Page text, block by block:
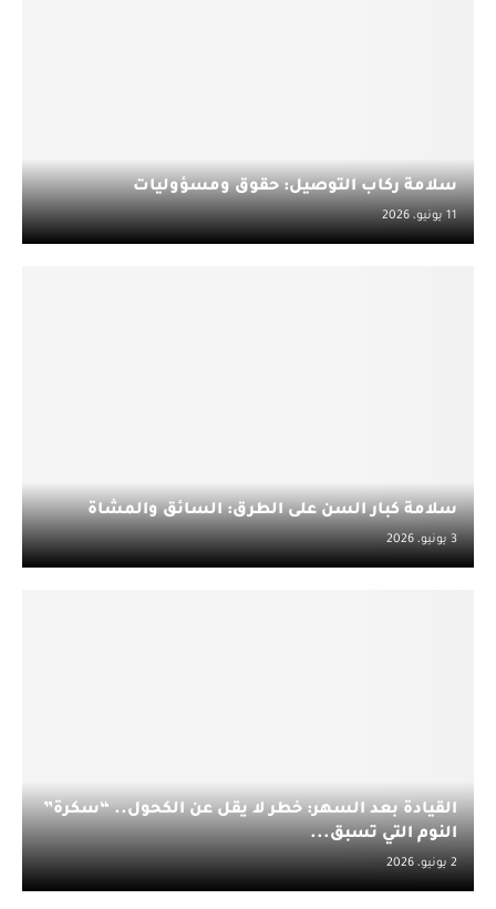
سلامة ركاب التوصيل: حقوق ومسؤوليات
11 يونيو، 2026
سلامة كبار السن على الطرق: السائق والمشاة
3 يونيو، 2026
القيادة بعد السهر: خطر لا يقل عن الكحول.. “سكرة”
النوم التي تسبق...
2 يونيو، 2026